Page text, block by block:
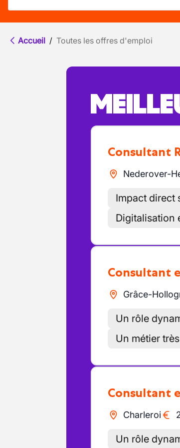
Accueil / Toutes les offres d'emploi
Consultant
Nederover-
Impact direct
Digitalisation
Consultant
Grâce-
Un rôle
Un métier
Consultant
Charleroi
Un rôle